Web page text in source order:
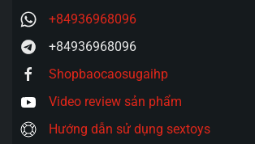
+84936968096
+84936968096
Shopbaocaosugaihp
Video review sản phẩm
Hướng dẫn sử dụng sextoys